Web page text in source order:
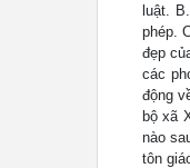
luật.
phép.
đẹp
các
động
bộ xã
nào
tôn